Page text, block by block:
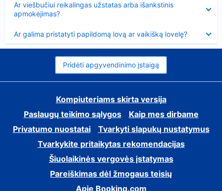
Ar viešbučiui reikalingas užstatas arba išankstinis
apmokėjimas?
Ar galima pristatyti papildomą lovą ar vaikišką lovelę?
Pridėti apgyvendinimo įstaigą
Kompiuteriams skirta versija
Paslaugų teikimo sąlygos
Kaip mes dirbame
Privatumo nuostatai
Tvarkyti slapukų nustatymus
Tvarkykite pritaikytas rekomendacijas
Šiuolaikinės vergovės įstatymas
Pareiškimas dėl žmogaus teisių
Apie Booking.com